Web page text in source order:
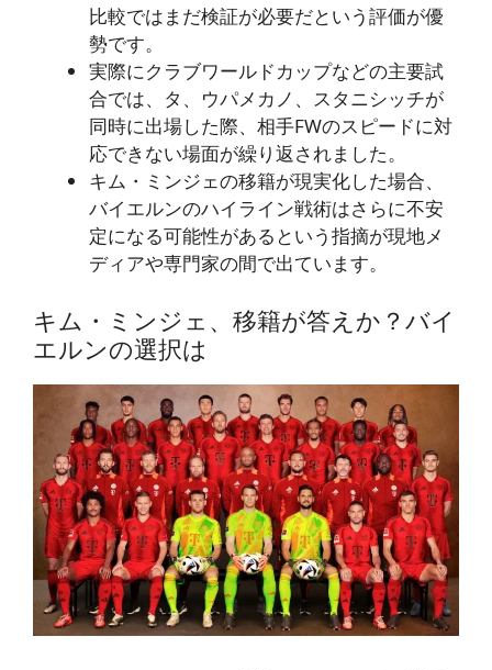
比較ではまだ検証が必要だという評価が優
勢です。
実際にクラブワールドカップなどの主要試
合では、タ、ウパメカノ、スタニシッチが
同時に出場した際、相手FWのスピードに対
応できない場面が繰り返されました。
キム・ミンジェの移籍が現実化した場合、
バイエルンのハイライン戦術はさらに不安
定になる可能性があるという指摘が現地メ
ディアや専門家の間で出ています。
キム・ミンジェ、移籍が答えか？バイ
エルンの選択は